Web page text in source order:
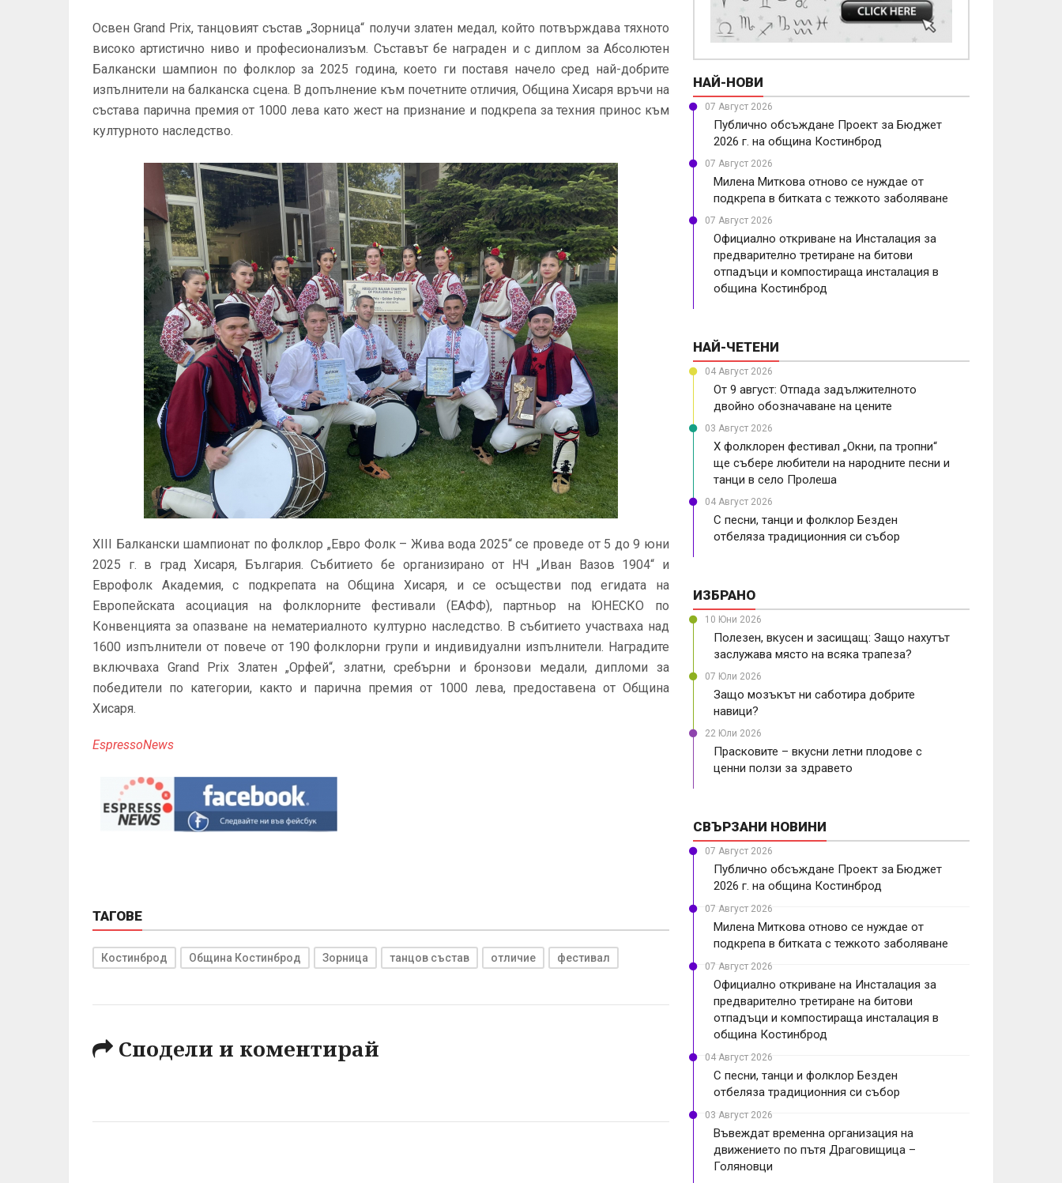
Освен Grand Prix, танцовият състав „Зорница“ получи златен медал, който потвърждава тяхното
високо артистично ниво и професионализъм. Съставът бе награден и с диплом за Абсолютен
Балкански шампион по фолклор за 2025 година, което ги поставя начело сред най-добрите
изпълнители на балканска сцена. В допълнение към почетните отличия, Община Хисаря връчи на
състава парична премия от 1000 лева като жест на признание и подкрепа за техния принос към
културното наследство.
XIII Балкански шампионат по фолклор „Евро Фолк – Жива вода 2025“ се проведе от 5 до 9 юни
2025 г. в град Хисаря, България.Събитието бе организирано от НЧ „Иван Вазов 1904“ и
Еврофолк Академия, с подкрепата на Община Хисаря, и се осъществи под егидата на
Европейската асоциация на фолклорните фестивали (ЕАФФ), партньор на ЮНЕСКО по
Конвенцията за опазване на нематериалното културно наследство. В събитието участваха над
1600 изпълнители от повече от 190 фолклорни групи и индивидуални изпълнители. Наградите
включваха Grand Prix Златен „Орфей“, златни, сребърни и бронзови медали, дипломи за
победители по категории, както и парична премия от 1000 лева, предоставена от Община
Хисаря.
EspressoNews
ТАГОВЕ
Костинброд Община Костинброд Зорница танцов състав отличие фестивал
Сподели и коментирай
НАЙ-НОВИ
07 Август 2026
Публично обсъждане Проект за Бюджет
2026 г. на община Костинброд
07 Август 2026
Милена Миткова отново се нуждае от
подкрепа в битката с тежкото заболяване
07 Август 2026
Официално откриване на Инсталация за
предварително третиране на битови
отпадъци и компостираща инсталация в
община Костинброд
НАЙ-ЧЕТЕНИ
04 Август 2026
От 9 август: Отпада задължителното
двойно обозначаване на цените
03 Август 2026
X фолклорен фестивал „Окни, па тропни“
ще събере любители на народните песни и
танци в село Пролеша
04 Август 2026
С песни, танци и фолклор Безден
отбеляза традиционния си събор
ИЗБРАНО
10 Юни 2026
Полезен, вкусен и засищащ: Защо нахутът
заслужава място на всяка трапеза?
07 Юли 2026
Защо мозъкът ни саботира добрите
навици?
22 Юли 2026
Прасковите – вкусни летни плодове с
ценни ползи за здравето
СВЪРЗАНИ НОВИНИ
07 Август 2026
Публично обсъждане Проект за Бюджет
2026 г. на община Костинброд
07 Август 2026
Милена Миткова отново се нуждае от
подкрепа в битката с тежкото заболяване
07 Август 2026
Официално откриване на Инсталация за
предварително третиране на битови
отпадъци и компостираща инсталация в
община Костинброд
04 Август 2026
С песни, танци и фолклор Безден
отбеляза традиционния си събор
03 Август 2026
Въвеждат временна организация на
движението по пътя Драговищица –
Голяновци